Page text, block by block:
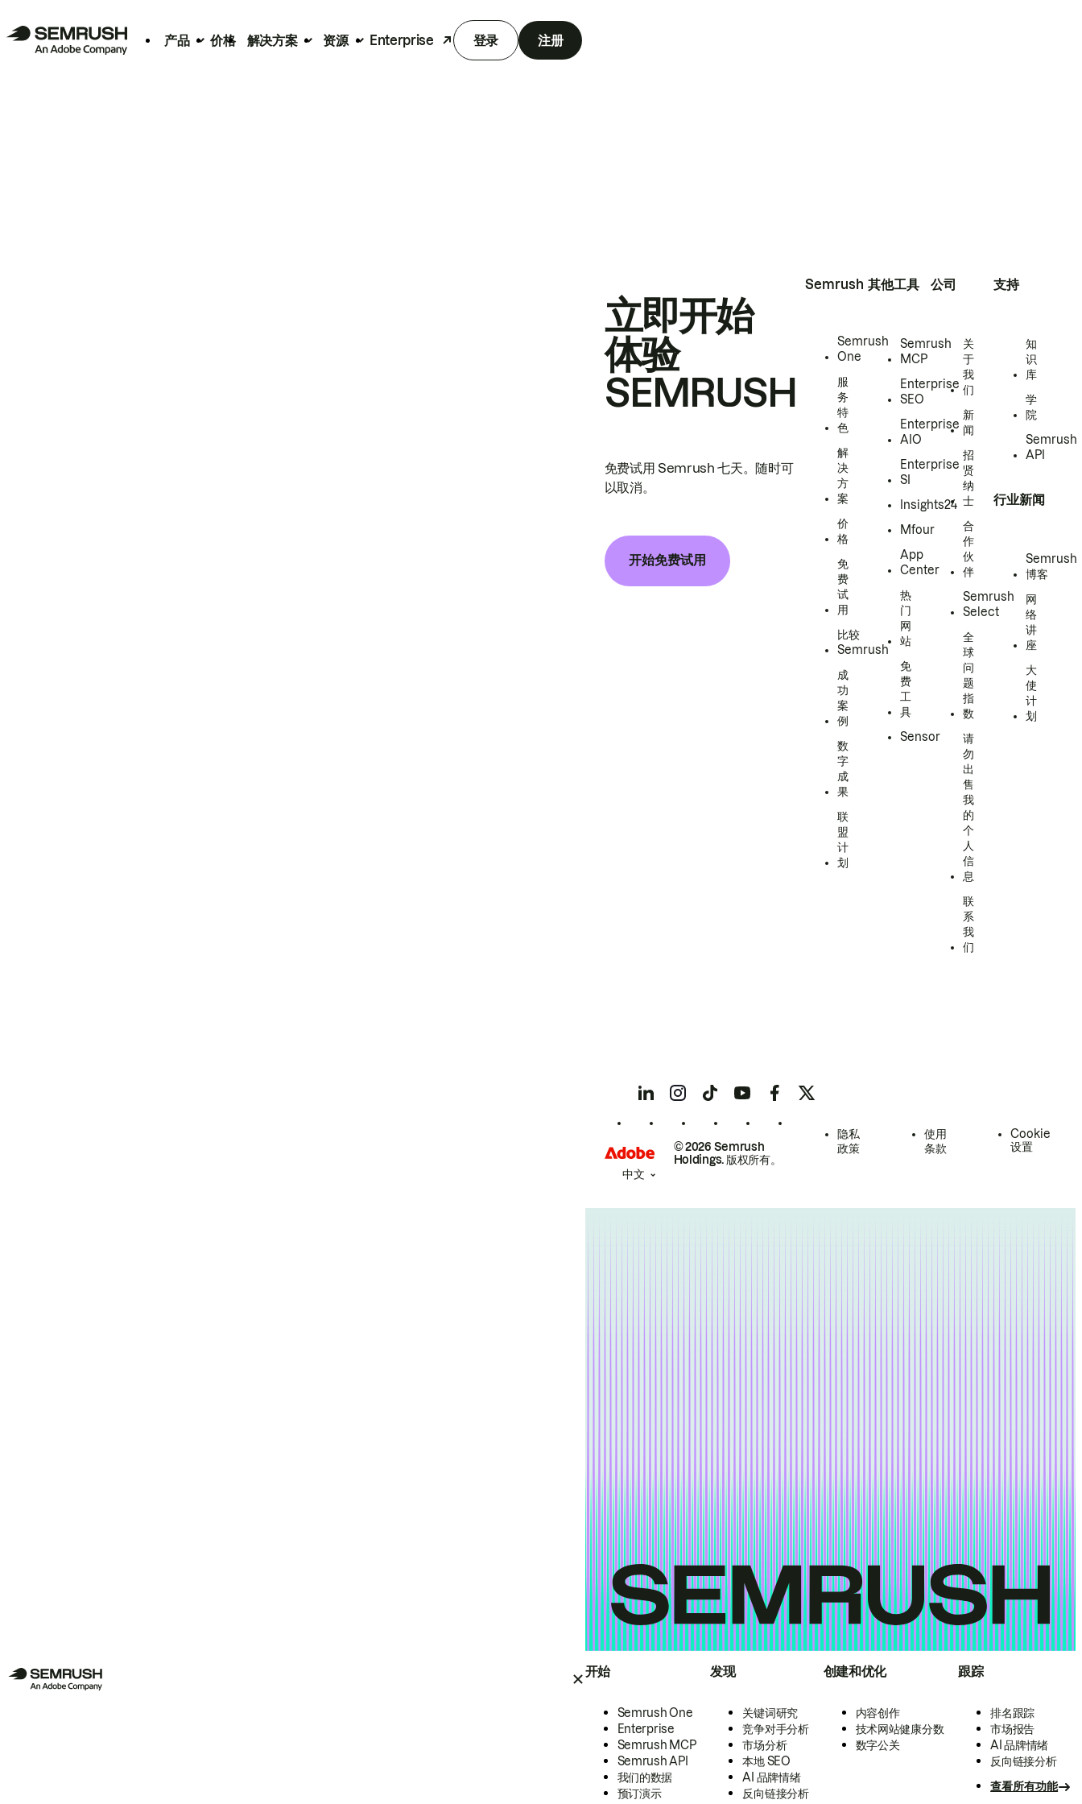
产品 价格 解决方案 资源 Enterprise 登录 注册
开始
Semrush One
Enterprise
Semrush MCP
Semrush API
我们的数据
预订演示
发现
关键词研究
竞争对手分析
市场分析
本地 SEO
AI 品牌情绪
反向链接分析
创建和优化
内容创作
技术网站健康分数
数字公关
跟踪
排名跟踪
市场报告
AI 品牌情绪
反向链接分析
查看所有功能
立即开始
体验
SEMRUSH
免费试用 Semrush 七天。随时可
以取消。
开始免费试用
Semrush
Semrush
One
服
务
特
色
解
决
方
案
价
格
免
费
试
用
比较
Semrush
成
功
案
例
数
字
成
果
联
盟
计
划
其他工具
Semrush
MCP
Enterprise
SEO
Enterprise
AIO
Enterprise
SI
Insights24
Mfour
App
Center
热
门
网
站
免
费
工
具
Sensor
公司
关
于
我
们
新
闻
招
贤
纳
士
合
作
伙
伴
Semrush
Select
全
球
问
题
指
数
请
勿
出
售
我
的
个
人
信
息
联
系
我
们
支持
知
识
库
学
院
Semrush
API
行业新闻
Semrush
博客
网
络
讲
座
大
使
计
划
© 2026 Semrush
Holdings. 版权所有。
隐私
政策
使用
条款
Cookie
设置
中文